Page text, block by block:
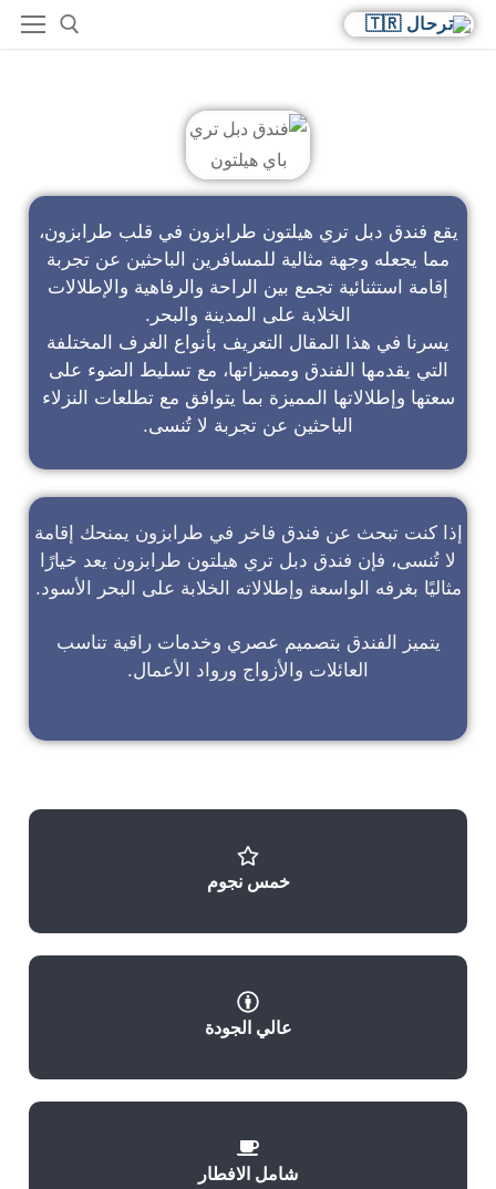
يقع فندق دبل تري هيلتون طرابزون في قلب طرابزون،
مما يجعله وجهة مثالية للمسافرين الباحثين عن تجربة
إقامة استثنائية تجمع بين الراحة والرفاهية والإطلالات
الخلابة على المدينة والبحر.
يسرنا في هذا المقال التعريف بأنواع الغرف المختلفة
التي يقدمها الفندق ومميزاتها، مع تسليط الضوء على
سعتها وإطلالاتها المميزة بما يتوافق مع تطلعات النزلاء
الباحثين عن تجربة لا تُنسى.
إذا كنت تبحث عن فندق فاخر في طرابزون يمنحك إقامة
لا تُنسى، فإن فندق دبل تري هيلتون طرابزون يعد خيارًا
مثاليًا بغرفه الواسعة وإطلالاته الخلابة على البحر الأسود.
يتميز الفندق بتصميم عصري وخدمات راقية تناسب
العائلات والأزواج ورواد الأعمال.
خمس نجوم
عالي الجودة
شامل الافطار